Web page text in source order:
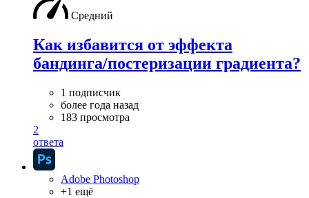
Средний
Как избавится от эффекта
бандинга/постеризации градиента?
1 подписчик
более года назад
183 просмотра
2
ответа
Adobe Photoshop
+1 ещё